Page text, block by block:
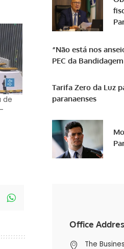
de
“Não está nos
PEC da Bandidagem
Tarifa Zero da Luz
paranaenses
Office
The